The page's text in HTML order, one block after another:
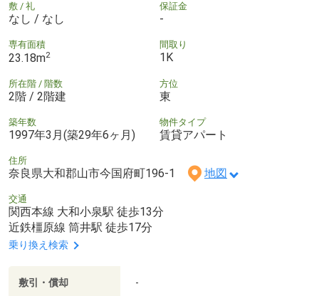
敷 / 礼
なし / なし
保証金
-
専有面積
23.18m2
間取り
1K
所在階 / 階数
2階 / 2階建
方位
東
築年数
1997年3月(築29年6ヶ月)
物件タイプ
賃貸アパート
住所
奈良県大和郡山市今国府町196-1 地図
交通
関西本線 大和小泉駅 徒歩13分
近鉄橿原線 筒井駅 徒歩17分
乗り換え検索
敷引・償却 -